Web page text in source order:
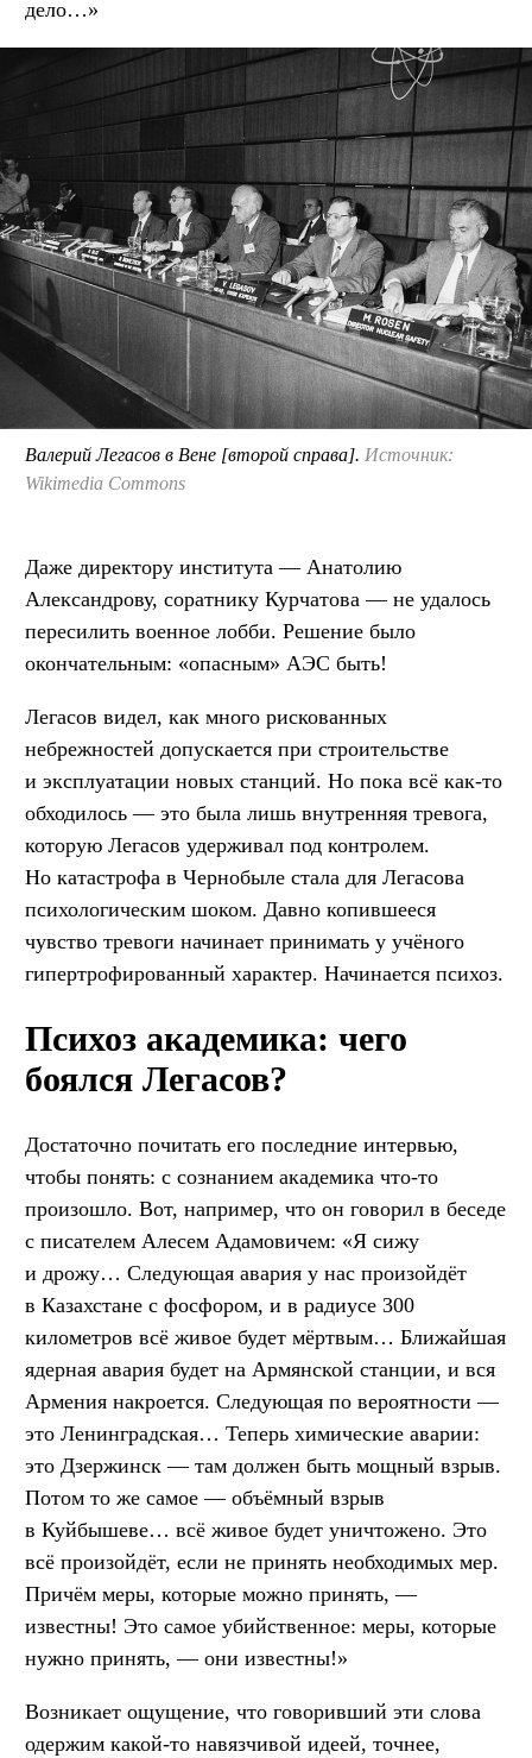
дело…»
Валерий Легасов в Вене [второй справа]. Источник:
Wikimedia Commons
Даже директору института — Анатолию
Александрову, соратнику Курчатова — не удалось
пересилить военное лобби. Решение было
окончательным: «опасным» АЭС быть!
Легасов видел, как много рискованных
небрежностей допускается при строительстве
и эксплуатации новых станций. Но пока всё как-то
обходилось — это была лишь внутренняя тревога,
которую Легасов удерживал под контролем.
Но катастрофа в Чернобыле стала для Легасова
психологическим шоком. Давно копившееся
чувство тревоги начинает принимать у учёного
гипертрофированный характер. Начинается психоз.
Психоз академика: чего
боялся Легасов?
Достаточно почитать его последние интервью,
чтобы понять: с сознанием академика что-то
произошло. Вот, например, что он говорил в беседе
с писателем Алесем Адамовичем: «Я сижу
и дрожу… Следующая авария у нас произойдёт
в Казахстане с фосфором, и в радиусе 300
километров всё живое будет мёртвым… Ближайшая
ядерная авария будет на Армянской станции, и вся
Армения накроется. Следующая по вероятности —
это Ленинградская… Теперь химические аварии:
это Дзержинск — там должен быть мощный взрыв.
Потом то же самое — объёмный взрыв
в Куйбышеве… всё живое будет уничтожено. Это
всё произойдёт, если не принять необходимых мер.
Причём меры, которые можно принять, —
известны! Это самое убийственное: меры, которые
нужно принять, — они известны!»
Возникает ощущение, что говоривший эти слова
одержим какой-то навязчивой идеей, точнее,